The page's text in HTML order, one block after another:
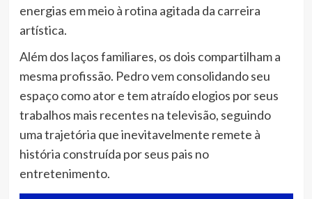
energias em meio à rotina agitada da carreira
artística.
Além dos laços familiares, os dois compartilham a
mesma profissão. Pedro vem consolidando seu
espaço como ator e tem atraído elogios por seus
trabalhos mais recentes na televisão, seguindo
uma trajetória que inevitavelmente remete à
história construída por seus pais no
entretenimento.